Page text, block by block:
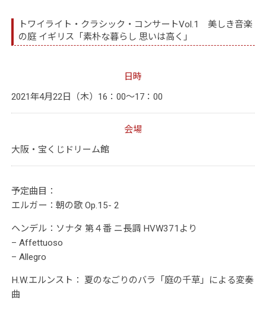
トワイライト・クラシック・コンサートVol.1 美しき音楽
の庭 イギリス「素朴な暮らし 思いは高く」
日時
2021年4月22日（木）16：00～17：00
会場
大阪・宝くじドリーム館
予定曲目：
エルガー：朝の歌 Op.15- 2
ヘンデル：ソナタ 第４番 ニ長調 HVW371より
– Affettuoso
– Allegro
H.W.エルンスト： 夏のなごりのバラ「庭の千草」による変奏
曲